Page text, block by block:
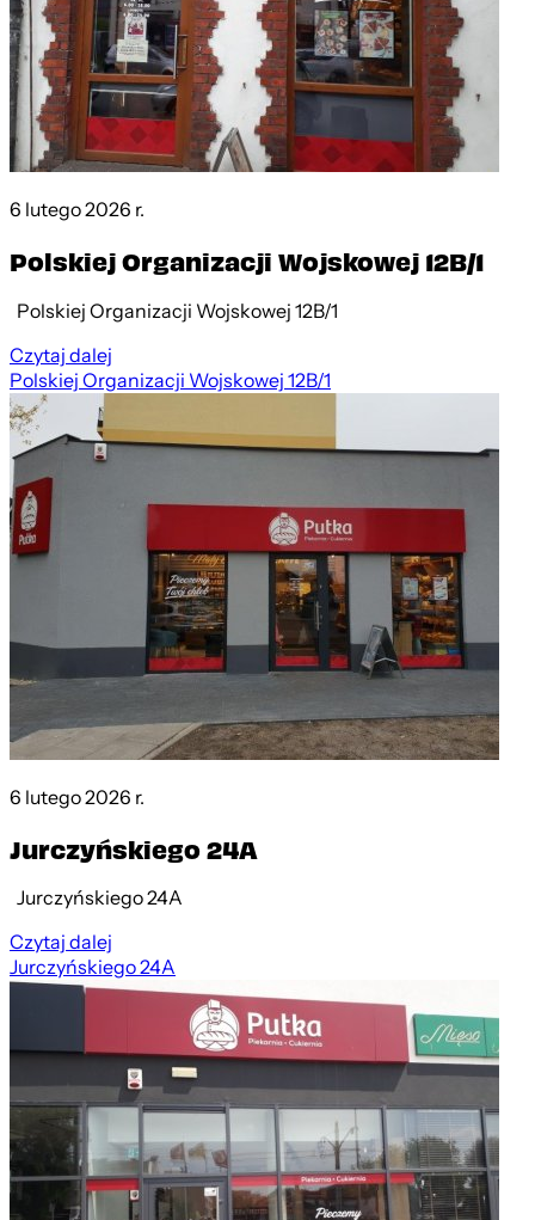
6 lutego 2026 r.
Polskiej Organizacji Wojskowej 12B/1
Polskiej Organizacji Wojskowej 12B/1
Czytaj dalej
Polskiej Organizacji Wojskowej 12B/1
6 lutego 2026 r.
Jurczyńskiego 24A
Jurczyńskiego 24A
Czytaj dalej
Jurczyńskiego 24A